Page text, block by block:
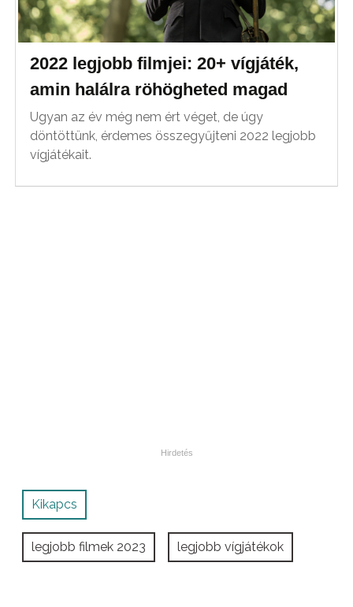
2022 legjobb filmjei: 20+ vígjáték,
amin halálra röhögheted magad
Ugyan az év még nem ért véget, de úgy
döntöttünk, érdemes összegyűjteni 2022 legjobb
vígjátékait.
Kikapcs
legjobb filmek 2023 legjobb vígjátékok